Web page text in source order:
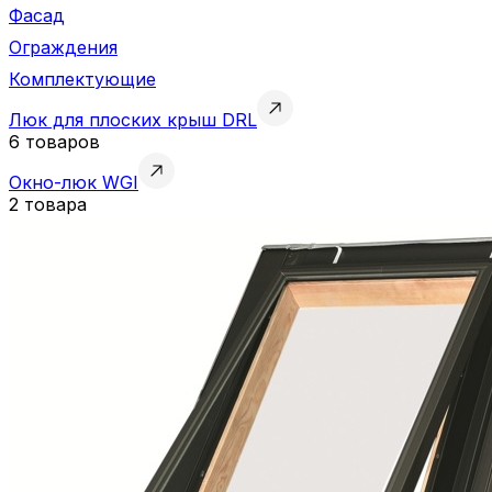
Фасад
Ограждения
Комплектующие
Люк для плоских крыш DRL
6 товаров
Окно-люк WGI
2 товара